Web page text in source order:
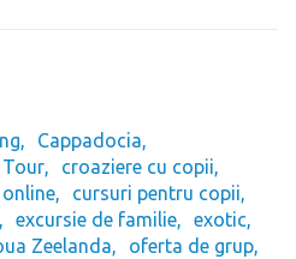
Cappadocia
croaziere cu copii
cursuri pentru copii
excursie de familie
exotic
Zeelanda
oferta de grup